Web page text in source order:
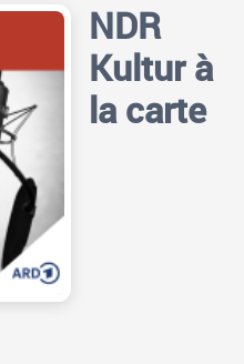
NDR
Kultur à
la carte